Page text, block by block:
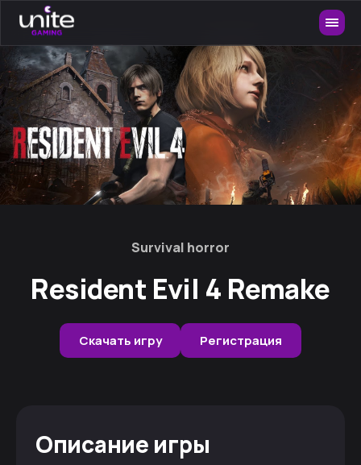
Survival horror
Resident Evil 4 Remake
Скачать игру Регистрация
Описание игры